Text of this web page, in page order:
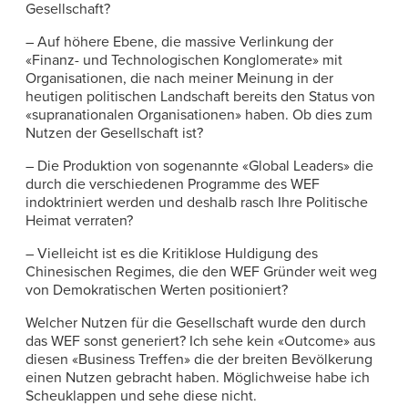
Gesellschaft?
– Auf höhere Ebene, die massive Verlinkung der
«Finanz- und Technologischen Konglomerate» mit
Organisationen, die nach meiner Meinung in der
heutigen politischen Landschaft bereits den Status von
«supranationalen Organisationen» haben. Ob dies zum
Nutzen der Gesellschaft ist?
– Die Produktion von sogenannte «Global Leaders» die
durch die verschiedenen Programme des WEF
indoktriniert werden und deshalb rasch Ihre Politische
Heimat verraten?
– Vielleicht ist es die Kritiklose Huldigung des
Chinesischen Regimes, die den WEF Gründer weit weg
von Demokratischen Werten positioniert?
Welcher Nutzen für die Gesellschaft wurde den durch
das WEF sonst generiert? Ich sehe kein «Outcome» aus
diesen «Business Treffen» die der breiten Bevölkerung
einen Nutzen gebracht haben. Möglichweise habe ich
Scheuklappen und sehe diese nicht.